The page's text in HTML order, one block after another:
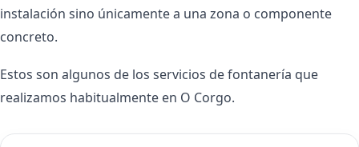
instalación sino únicamente a una zona o componente
concreto.
Estos son algunos de los servicios de fontanería que
realizamos habitualmente en O Corgo.